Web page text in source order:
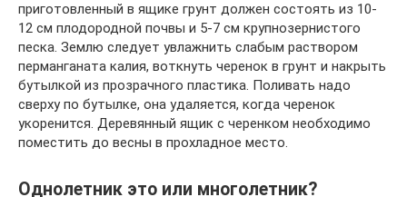
приготовленный в ящике грунт должен состоять из 10-
12 см плодородной почвы и 5-7 см крупнозернистого
песка. Землю следует увлажнить слабым раствором
перманганата калия, воткнуть черенок в грунт и накрыть
бутылкой из прозрачного пластика. Поливать надо
сверху по бутылке, она удаляется, когда черенок
укоренится. Деревянный ящик с черенком необходимо
поместить до весны в прохладное место.
Однолетник это или многолетник?